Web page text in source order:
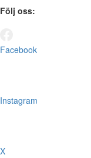
Följ oss:
Facebook
Instagram
X